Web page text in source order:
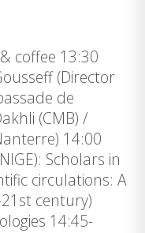
coffee 13:30
(Director
de
(CMB) /
14:00
Scholars in
circulations: A
century)
14:45-